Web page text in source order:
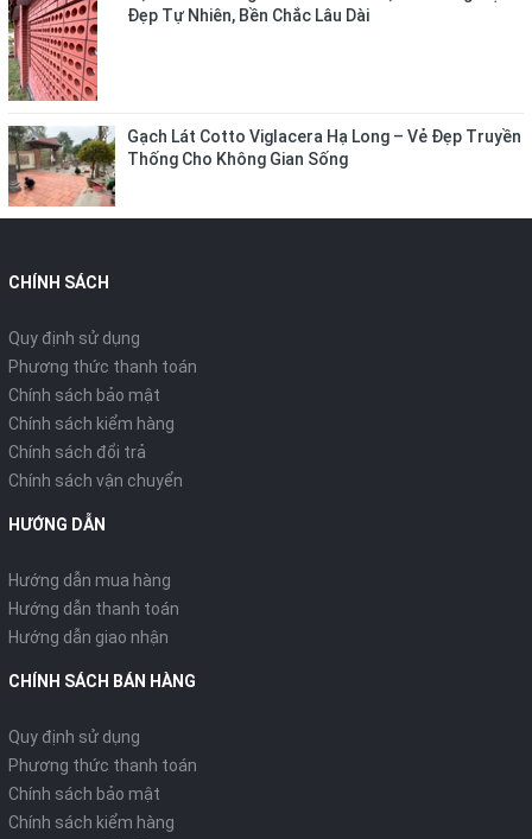
Đẹp Tự Nhiên, Bền Chắc Lâu Dài
Gạch Lát Cotto Viglacera Hạ Long – Vẻ Đẹp Truyền
Thống Cho Không Gian Sống
CHÍNH SÁCH
Quy định sử dụng
Phương thức thanh toán
Chính sách bảo mật
Chính sách kiểm hàng
Chính sách đổi trả
Chính sách vận chuyển
HƯỚNG DẪN
Hướng dẫn mua hàng
Hướng dẫn thanh toán
Hướng dẫn giao nhận
CHÍNH SÁCH BÁN HÀNG
Quy định sử dụng
Phương thức thanh toán
Chính sách bảo mật
Chính sách kiểm hàng